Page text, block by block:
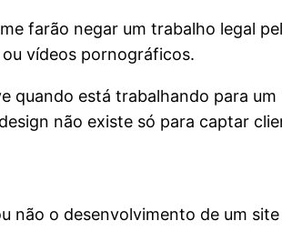
farão negar um trabalho legal
vídeos pornográficos.
quando está trabalhando para
não existe só para captar
não o desenvolvimento de um